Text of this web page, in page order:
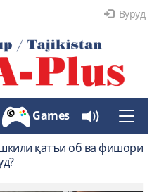
Вуруд
Toggle
Games
қатъи об ва фишори